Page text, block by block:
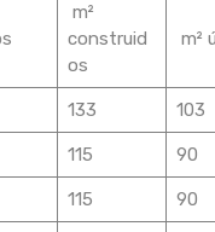
m²
construid
os
m²
133 103
115 90
115 90